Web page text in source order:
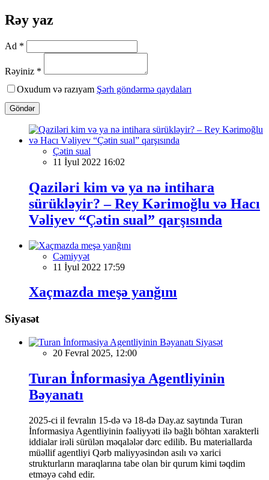
Rəy yaz
Ad *
Rəyiniz *
Oxudum və razıyam Şərh göndərmə qaydaları
Göndər
Çətin sual
11 İyul 2022 16:02
Qaziləri kim və ya nə intihara
sürükləyir? – Rey Kərimoğlu və Hacı
Vəliyev “Çətin sual” qarşısında
Cəmiyyət
11 İyul 2022 17:59
Xaçmazda meşə yanğını
Siyasət
Siyasət
20 Fevral 2025, 12:00
Turan İnformasiya Agentliyinin
Bəyanatı
2025-ci il fevralın 15-də və 18-də Day.az saytında Turan
İnformasiya Agentliyinin fəaliyyəti ilə bağlı böhtan xarakterli
iddialar irəli sürülən məqalələr dərc edilib. Bu materiallarda
müəllif agentliyi Qərb maliyyəsindən asılı və xarici
strukturların maraqlarına tabe olan bir qurum kimi təqdim
etməyə cəhd edir.